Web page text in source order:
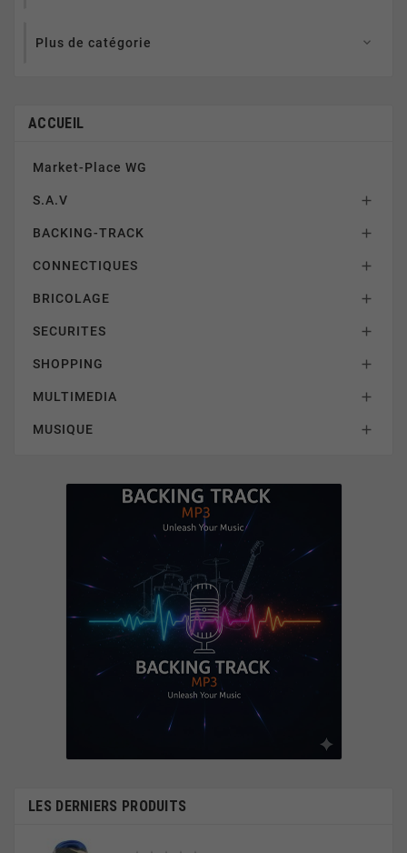
Plus de catégorie 
ACCUEIL
Market-Place WG
S.A.V 
BACKING-TRACK 
CONNECTIQUES 
BRICOLAGE 
SECURITES 
SHOPPING 
MULTIMEDIA 
MUSIQUE 
LES DERNIERS PRODUITS